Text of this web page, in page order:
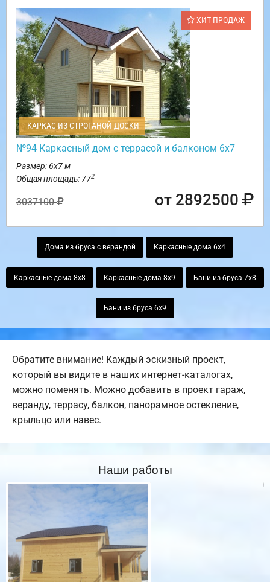
ХИТ ПРОДАЖ
КАРКАС ИЗ СТРОГАНОЙ ДОСКИ
№94 Каркасный дом с террасой и балконом 6х7
Размер: 6х7 м
Общая площадь: 772
3037100 от 2892500
Дома из бруса с верандой Каркасные дома 6х4
Каркасные дома 8х8 Каркасные дома 8х9 Бани из бруса 7х8
Бани из бруса 6х9
Обратите внимание! Каждый эскизный проект,
который вы видите в наших интернет-каталогах,
можно поменять. Можно добавить в проект гараж,
веранду, террасу, балкон, панорамное остекление,
крыльцо или навес.
Наши работы